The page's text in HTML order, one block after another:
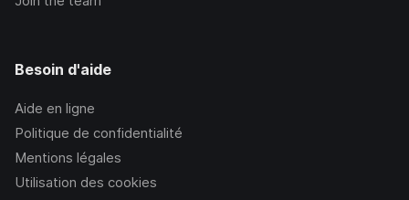
Besoin d'aide
Aide en ligne
Politique de confidentialité
Mentions légales
Utilisation des cookies